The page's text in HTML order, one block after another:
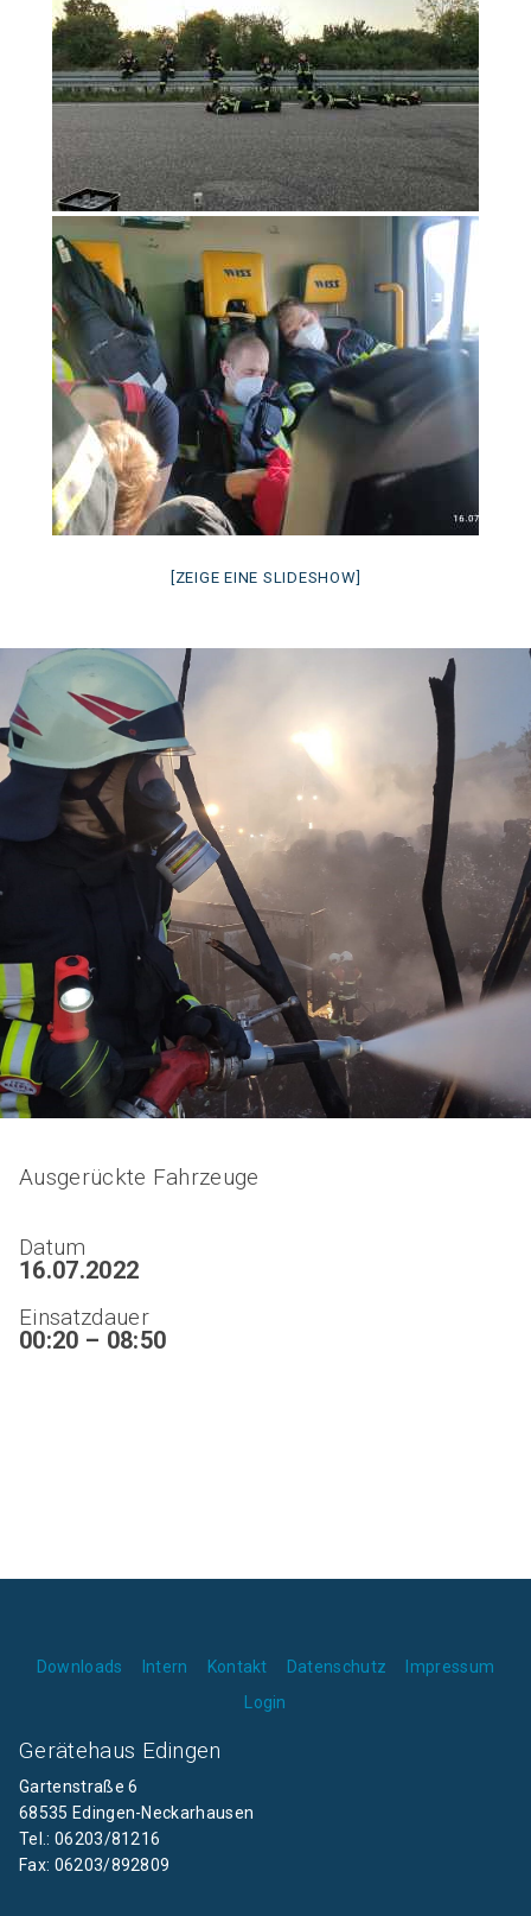
[ZEIGE EINE SLIDESHOW]
Ausgerückte Fahrzeuge
Datum
16.07.2022
Einsatzdauer
00:20 – 08:50
Downloads Intern Kontakt Datenschutz
Impressum
Login
Gerätehaus Edingen
Gartenstraße 6
68535 Edingen-Neckarhausen
Tel.: 06203/81216
Fax: 06203/892809